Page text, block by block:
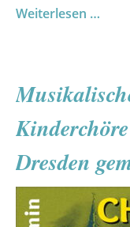
Weiterlesen …
–
D.I.
Dresden